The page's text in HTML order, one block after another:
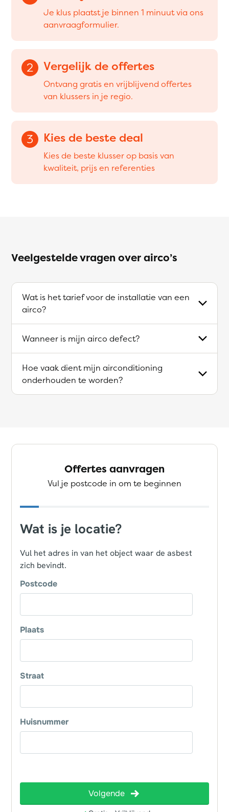
Je klus plaatst je binnen 1 minuut via ons
aanvraagformulier.
2 Vergelijk de offertes
Ontvang gratis en vrijblijvend offertes
van klussers in je regio.
3 Kies de beste deal
Kies de beste klusser op basis van
kwaliteit, prijs en referenties
Veelgestelde vragen over airco’s
Wat is het tarief voor de installatie van een
airco?
Wanneer is mijn airco defect?
Hoe vaak dient mijn airconditioning
onderhouden te worden?
Offertes aanvragen
Vul je postcode in om te beginnen